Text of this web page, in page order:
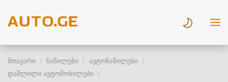
მთავარი ნაწილები
ავტონაწილები
დაშლილი ავტომობილები